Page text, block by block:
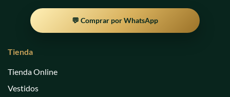
💬 Comprar por WhatsApp
Tienda
Tienda Online
Vestidos